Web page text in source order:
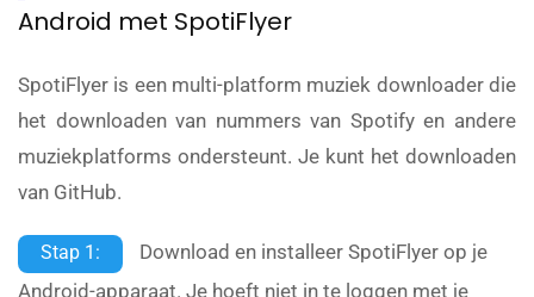
Android met SpotiFlyer
SpotiFlyer is een multi-platform muziek downloader die
het downloaden van nummers van Spotify en andere
muziekplatforms ondersteunt. Je kunt het downloaden
van GitHub.
Stap 1:
Download en installeer SpotiFlyer op je
Android-apparaat. Je hoeft niet in te loggen met je